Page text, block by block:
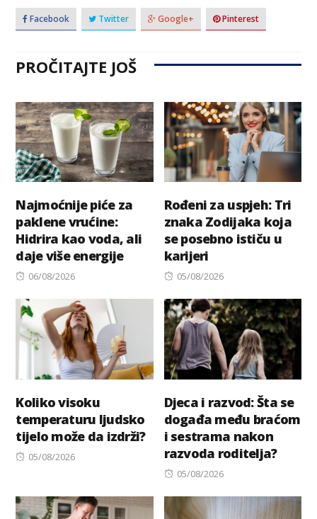
Facebook Twitter Google+ Pinterest
PROČITAJTE JOŠ
Najmoćnije piće za
paklene vrućine:
Hidrira kao voda, ali
daje više energije
Posted
06/08/2026
Rođeni za uspjeh: Tri
znaka Zodijaka koja
se posebno ističu u
karijeri
Posted
05/08/2026
Koliko visoku
temperaturu ljudsko
tijelo može da izdrži?
Posted
05/08/2026
Djeca i razvod: Šta se
događa među braćom
i sestrama nakon
razvoda roditelja?
Posted
05/08/2026